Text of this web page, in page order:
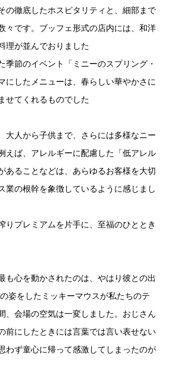
の徹底したホスピタリティと、細部まで
々です。ブッフェ形式の店内には、和洋
理が並んでおりました
季節のイベント「ミニーのスプリング・
にしたメニューは、春らしい華やかさに
せてくれるものでした
大人から子供まで、さらには多様なニー
えば、アレルギーに配慮した「低アレル
あることなどは、あらゆるお客様を大切
業の根幹を象徴しているように感じまし
りプレミアムを片手に、至福のひととき
も心を動かされたのは、やはり彼との出
姿をしたミッキーマウスが私たちのテ
、会場の空気は一変しました。おじさん
前にしたときには言葉では言い表せない
わず童心に帰って感激してしまったのが